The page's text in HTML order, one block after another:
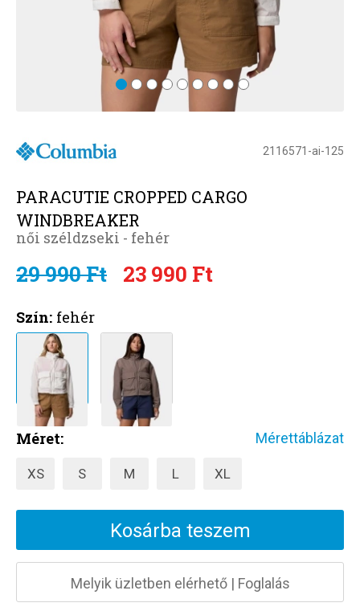
2116571-ai-125
PARACUTIE CROPPED CARGO
WINDBREAKER
női széldzseki - fehér
29 990 Ft 23 990 Ft
Szín: fehér
Méret: Mérettáblázat
XS S M L XL
Kosárba teszem
Melyik üzletben elérhető| Foglalás